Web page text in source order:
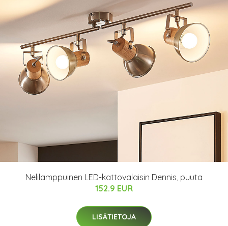
Nelilamppuinen LED-kattovalaisin Dennis, puuta
152.9 EUR
LISÄTIETOJA